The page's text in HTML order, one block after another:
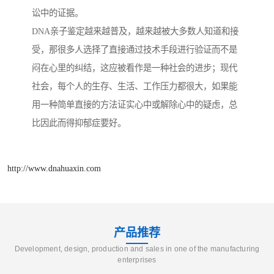
讼中的证据。
DNA亲子鉴定越来越普及，越来越被大多数人知道和接
受，那很多人选择了直接通过技术手段进行验证而不是
闷在心里的纠结，这应被看作是一种社会的进步；现代
社会，每个人的生存、生活、工作压力都很大，如果能
用一种简单直接的方法证实心中或解除心中的疑虑，总
比因此而得抑郁症要好。
http://www.dnahuaxin.com
产品推荐
Development, design, production and sales in one of the manufacturing
enterprises